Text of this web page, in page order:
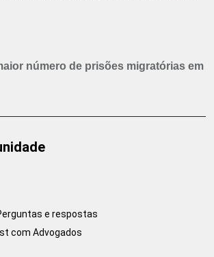
número de prisões migratórias em
e respostas
com Advogados